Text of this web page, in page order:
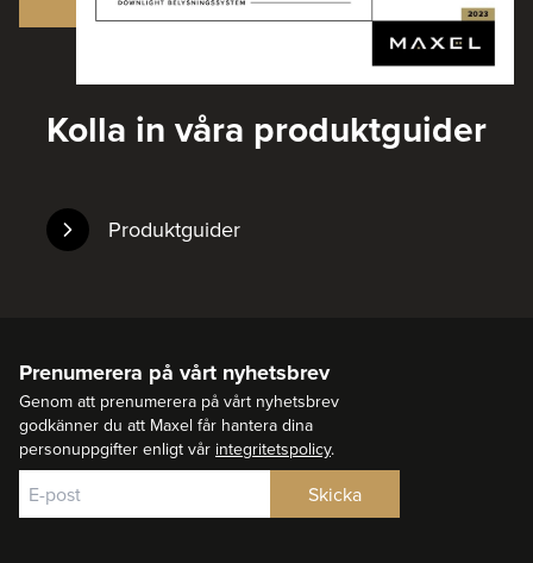
Kolla in våra produktguider
Produktguider
Prenumerera på vårt nyhetsbrev
Genom att prenumerera på vårt nyhetsbrev
godkänner du att Maxel får hantera dina
personuppgifter enligt vår integritetspolicy.